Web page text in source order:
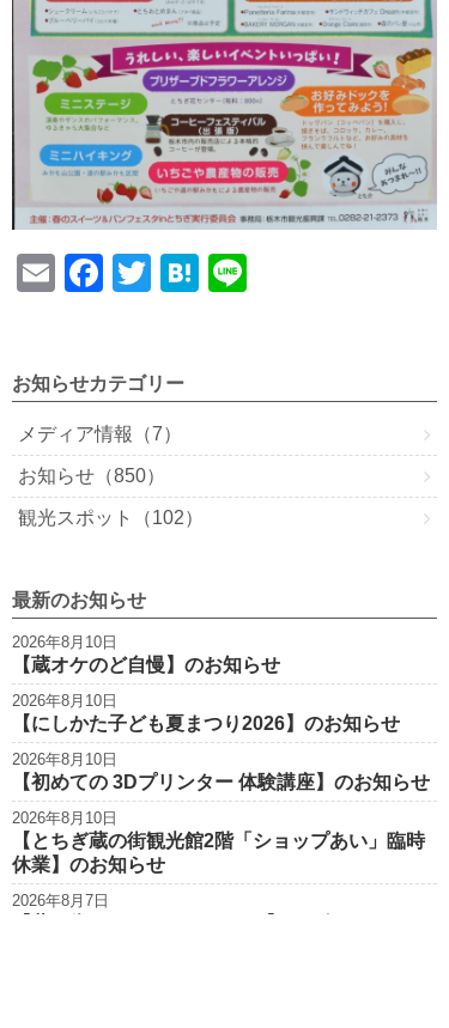
E
F
e
b
o
o
k
T
er
H
お知らせカテゴリー
メディア情報（7）
お知らせ（850）
観光スポット（102）
最新のお知らせ
2026年8月10日
【蔵オケのど自慢】のお知らせ
2026年8月10日
【にしかた子ども夏まつり2026】のお知らせ
2026年8月10日
【初めての 3Dプリンター 体験講座】のお知らせ
2026年8月10日
【とちぎ蔵の街観光館2階「ショップあい」臨時
休業】のお知らせ
2026年8月7日